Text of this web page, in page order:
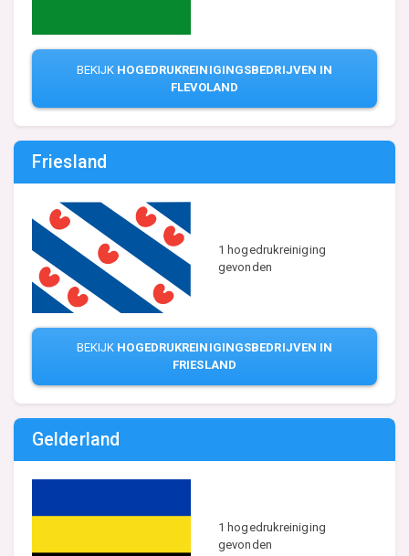
BEKIJK HOGEDRUKREINIGINGSBEDRIJVEN IN
FLEVOLAND
Friesland
1 hogedrukreiniging
gevonden
BEKIJK HOGEDRUKREINIGINGSBEDRIJVEN IN
FRIESLAND
Gelderland
1 hogedrukreiniging
gevonden